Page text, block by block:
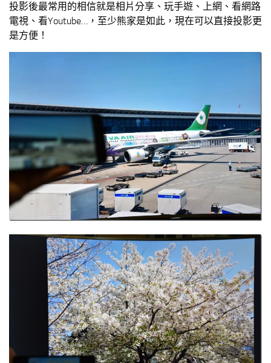
投影後最常用的相信就是相片分享、玩手遊、上網、看網路
電視、看Youtube…，至少熊家是如此，現在可以直接投影更
是方便！